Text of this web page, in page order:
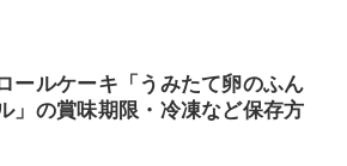
ールケーキ「うみたて卵のふん
」の賞味期限・冷凍など保存方